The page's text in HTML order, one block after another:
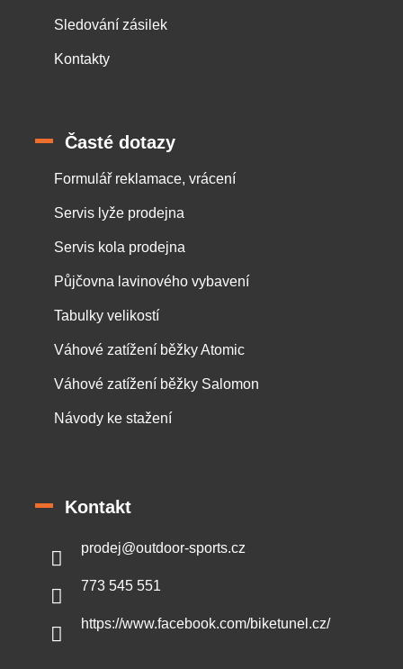
Sledování zásilek
Kontakty
Časté dotazy
Formulář reklamace, vrácení
Servis lyže prodejna
Servis kola prodejna
Půjčovna lavinového vybavení
Tabulky velikostí
Váhové zatížení běžky Atomic
Váhové zatížení běžky Salomon
Návody ke stažení
Kontakt
prodej@outdoor-sports.cz
773 545 551
https://www.facebook.com/biketunel.cz/